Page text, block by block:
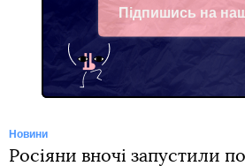
Підпишись на
Facebook
Новини
Росіяни вночі запустили